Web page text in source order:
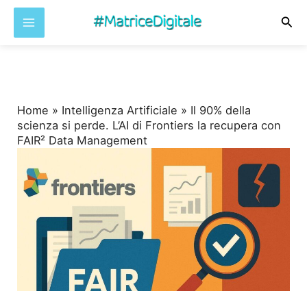
Home » Intelligenza Artificiale » Il 90% della
scienza si perde. L’AI di Frontiers la recupera con
FAIR² Data Management